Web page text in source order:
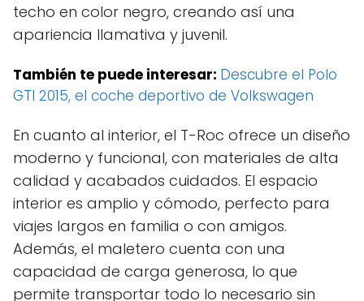
techo en color negro, creando así una
apariencia llamativa y juvenil.
También te puede interesar: Descubre el Polo
GTI 2015, el coche deportivo de Volkswagen
En cuanto al interior, el T-Roc ofrece un diseño
moderno y funcional, con materiales de alta
calidad y acabados cuidados. El espacio
interior es amplio y cómodo, perfecto para
viajes largos en familia o con amigos.
Además, el maletero cuenta con una
capacidad de carga generosa, lo que
permite transportar todo lo necesario sin